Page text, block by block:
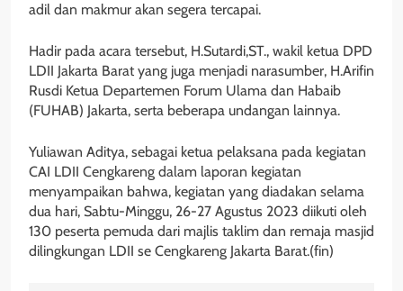
adil dan makmur akan segera tercapai.
Hadir pada acara tersebut, H.Sutardi,ST., wakil ketua DPD
LDII Jakarta Barat yang juga menjadi narasumber, H.Arifin
Rusdi Ketua Departemen Forum Ulama dan Habaib
(FUHAB) Jakarta, serta beberapa undangan lainnya.
Yuliawan Aditya, sebagai ketua pelaksana pada kegiatan
CAI LDII Cengkareng dalam laporan kegiatan
menyampaikan bahwa, kegiatan yang diadakan selama
dua hari, Sabtu-Minggu, 26-27 Agustus 2023 diikuti oleh
130 peserta pemuda dari majlis taklim dan remaja masjid
dilingkungan LDII se Cengkareng Jakarta Barat.(fin)